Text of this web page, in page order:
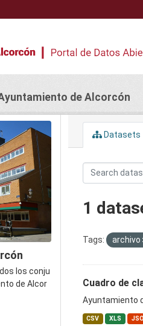
de Alcorcón
los conju
de Alcor
Datasets
1
Tags: archivo
Cuadro de
Ayuntamiento
CSV XLS